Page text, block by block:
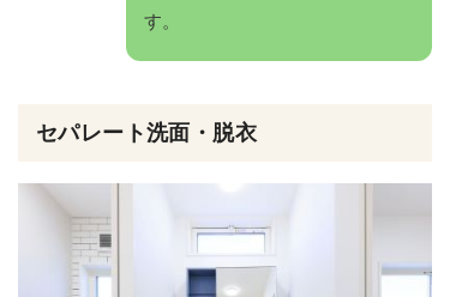
す。
セパレート洗面・脱衣